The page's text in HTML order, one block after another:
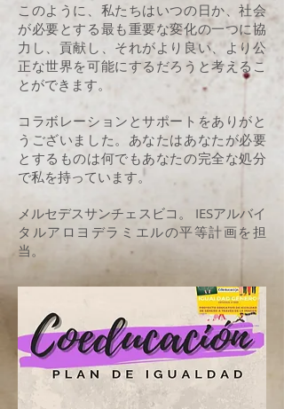
このように、私たちはいつの日か、社会
が必要とする最も重要な変化の一つに協
力し、貢献し、それがより良い、より公
正な世界を可能にするだろうと考えるこ
とができます。
コラボレーションとサポートをありがと
うございました。あなたはあなたが必要
とするものは何でもあなたの完全な処分
で私を持っています。
メルセデスサンチェスビコ。 IESアルバイ
タルアロヨデラミエルの平等計画を担
当。